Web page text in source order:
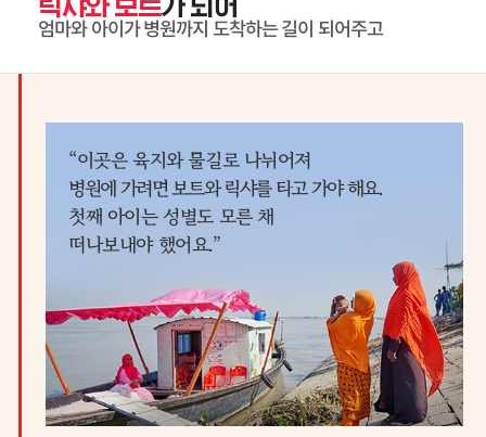
릭샤와 보트가 되어
엄마와 아이가 병원까지 도착하는 길이 되어주고
“이곳은 육지와 물길로 나뉘어져
병원에 가려면 보트와 릭샤를 타고 가야 해요.
첫째 아이는 성별도 모른 채
떠나보내야 했어요.”